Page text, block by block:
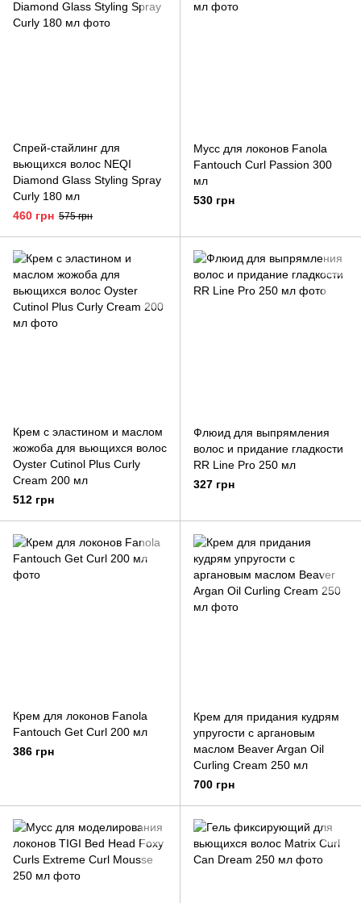
Cпрей-стайлинг для
вьющихся волос NEQI
Diamond Glass Styling Spray
Curly 180 мл
460 грн 575 грн
Мусс для локонов Fanola
Fantouch Curl Passion 300
мл
530 грн
Крем с эластином и маслом
жожоба для вьющихся волос
Oyster Cutinol Plus Curly
Cream 200 мл
512 грн
Флюид для выпрямления
волос и придание гладкости
RR Line Pro 250 мл
327 грн
Крем для локонов Fanola
Fantouch Get Curl 200 мл
386 грн
Крем для придания кудрям
упругости с аргановым
маслом Beaver Argan Oil
Curling Cream 250 мл
700 грн